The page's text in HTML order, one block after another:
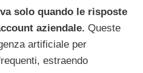
solo quando le risposte
aziendale. Queste
artificiale per
estraendo